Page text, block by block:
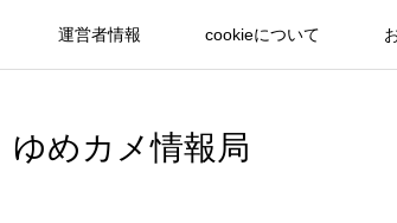
運営者情報 cookieについて
ゆめカメ情報局